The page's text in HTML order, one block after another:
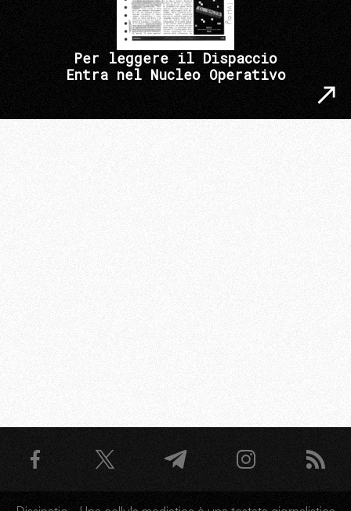
Per leggere il Dispaccio
Entra nel Nucleo Operativo